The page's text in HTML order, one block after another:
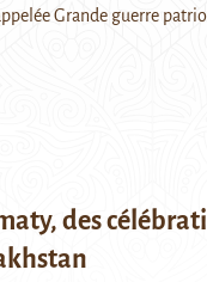
Grande guerre
des